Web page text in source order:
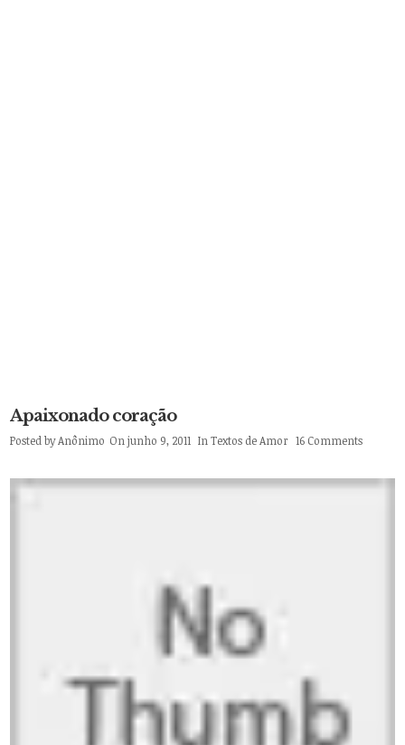
Apaixonado coração
Posted byAnônimo On junho 9, 2011 InTextos de Amor 16 Comments